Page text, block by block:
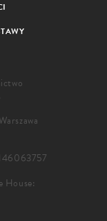
House: